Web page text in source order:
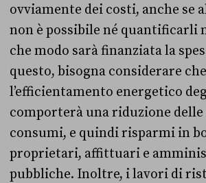
ovviamente dei costi, anche se
non è possibile né quantificarli
che modo sarà finanziata la
questo, bisogna considerare che
l’efficientamento energetico
comporterà una riduzione delle
consumi, e quindi risparmi in
proprietari, affittuari e
pubbliche. Inoltre, i lavori di